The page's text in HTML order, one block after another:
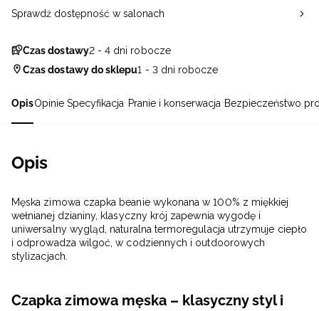
OpisOpinie Specyfikacja Pranie i konserwacja Bezpieczeństwo
Opis
Męska zimowa czapka beanie wykonana w 100% z miękkiej
wełnianej dzianiny, klasyczny krój zapewnia wygodę i
uniwersalny wygląd, naturalna termoregulacja utrzymuje ciepło
i odprowadza wilgoć, w codziennych i outdoorowych
stylizacjach.
Czapka zimowa męska – klasyczny styl i
Czas dostawy2 - 4 dni robocze
Czas dostawy do sklepu1 - 3 dni robocze
Sprawdź dostępność w salonach